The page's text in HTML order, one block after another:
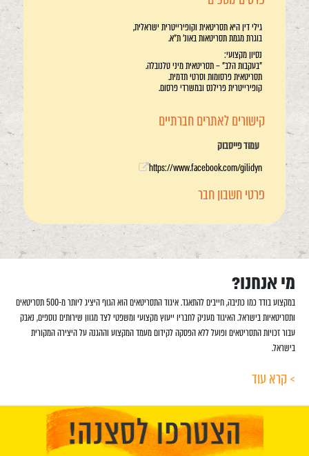
גילי דין היא תסריטאית וקופירייטרית ישראלית,
בוגרת מגמת תסריטאות באונ' ת"א.
נסיון מקצועי:
"בעקבות הלב" – תסריטאית מיני טלנובלה.
תסריטאית פרסומות וסרטי תדמית.
קופירייטרית פרילנס ובמשרדי פרסום.
קישורים לאתרים חברתיים
עמוד פייסבוק
https://www.facebook.com/gilidyn
פרטי חשבון חבר
מי אנחנו?
במקצוע בודד כמו כתיבה, חייבים להתאגד. איגוד התסריטאים הוא הגוף היציג ליותר מ-500 תסריטאים
ותסריטאיות בישראל. האיגוד מעניק לחבריו ייעוץ מקצועי ומשפטי לצד מגוון שירותים נוספים, נאבק
עבור זכויות התסריטאים ופועל ללא הפסקה לקידום מעמד המקצוע וההגנה על היצירה המקורית
בישראל.
> קרא עוד